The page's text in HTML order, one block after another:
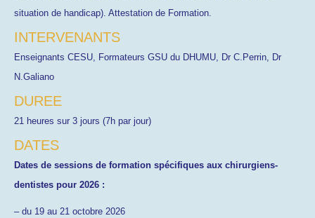
situation de handicap). Attestation de Formation.
INTERVENANTS
Enseignants CESU, Formateurs GSU du DHUMU, Dr C.Perrin, Dr
N.Galiano
DUREE
21 heures sur 3 jours (7h par jour)
DATES
Dates de sessions de formation spécifiques aux chirurgiens-
dentistes pour 2026 :
– du 19 au 21 octobre 2026